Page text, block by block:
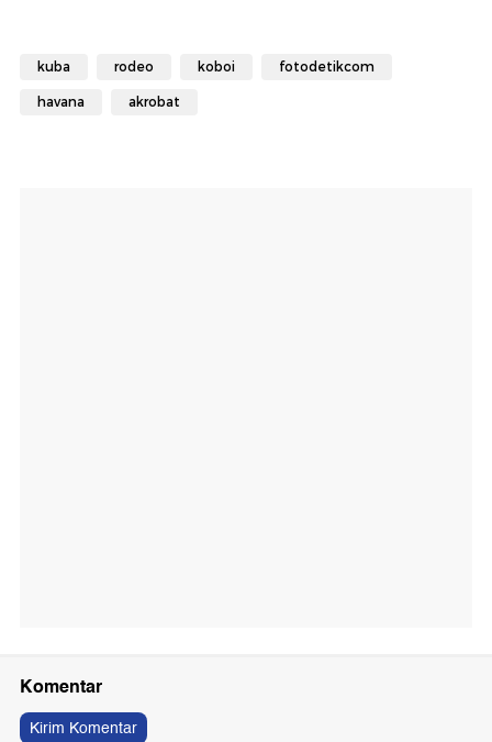
kuba rodeo koboi fotodetikcom
havana akrobat
Komentar
Kirim Komentar